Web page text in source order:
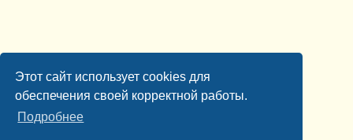
Этот сайт использует cookies для
обеспечения своей корректной работы.
Подробнее